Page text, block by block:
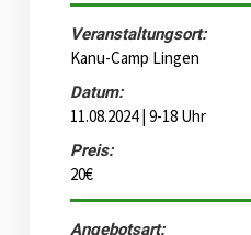
Veranstaltungsort:
Kanu-Camp Lingen
Datum:
11.08.2024 | 9-18 Uhr
Preis:
20€
Angebotsart: